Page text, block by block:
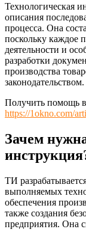
Технологическая
описания
процесса. Она
поскольку каждое
деятельности и
разработки
производства
законодательством.
Получить помощь в
https://1okno.com/
Зачем
ТИ
выполняемых
обеспечения
также создания
предприятия. Она